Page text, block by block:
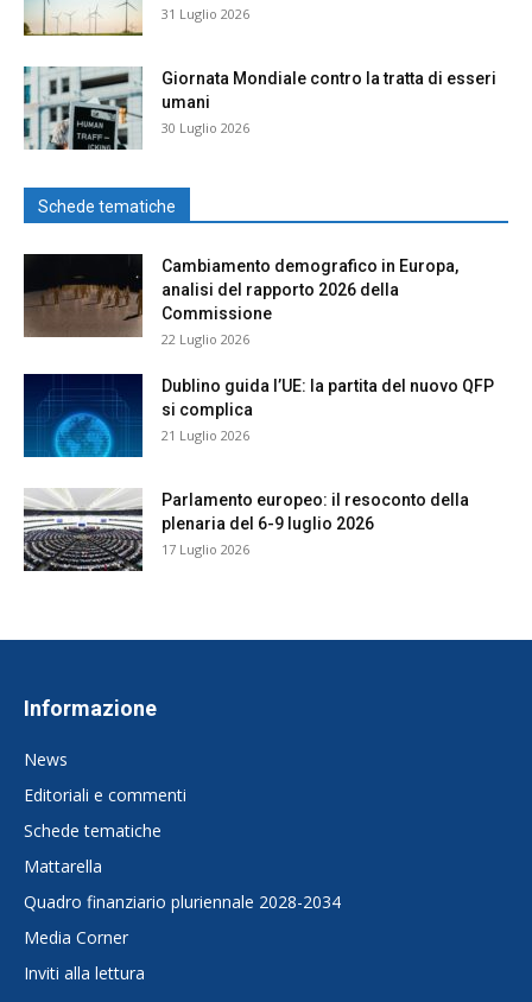
31 Luglio 2026
Giornata Mondiale contro la tratta di esseri
umani
30 Luglio 2026
Schede tematiche
Cambiamento demografico in Europa,
analisi del rapporto 2026 della
Commissione
22 Luglio 2026
Dublino guida l’UE: la partita del nuovo QFP
si complica
21 Luglio 2026
Parlamento europeo: il resoconto della
plenaria del 6-9 luglio 2026
17 Luglio 2026
Informazione
News
Editoriali e commenti
Schede tematiche
Mattarella
Quadro finanziario pluriennale 2028-2034
Media Corner
Inviti alla lettura